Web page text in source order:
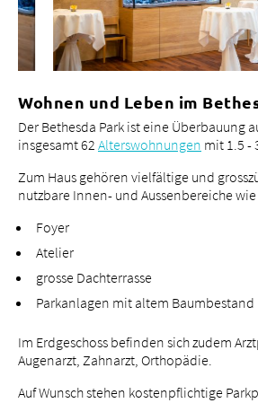
Standorte
Portrait
Bei uns arbeiten
Wohnen und Leben im
Der Bethesda Park ist eine Überbauung
insgesamt 62 Alterswohnungen mit 1.5 -
Zum Haus gehören vielfältige und
nutzbare Innen- und Aussenbereiche wie
Foyer
Atelier
grosse Dachterrasse
Parkanlagen mit altem Baumbestand
Im Erdgeschoss befinden sich zudem
Augenarzt, Zahnarzt, Orthopädie.
Auf Wunsch stehen kostenpflichtige